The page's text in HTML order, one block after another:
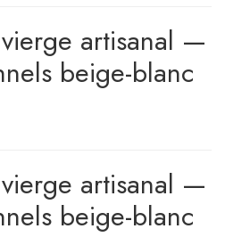
artisanal —
beige-blanc
artisanal —
beige-blanc